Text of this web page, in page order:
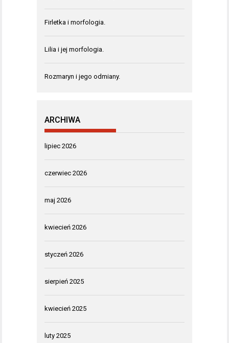
Firletka i morfologia.
Lilia i jej morfologia.
Rozmaryn i jego odmiany.
ARCHIWA
lipiec 2026
czerwiec 2026
maj 2026
kwiecień 2026
styczeń 2026
sierpień 2025
kwiecień 2025
luty 2025